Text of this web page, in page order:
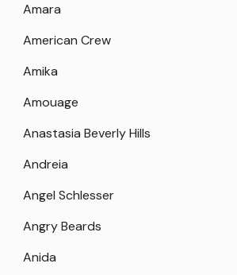
Amara
American Crew
Amika
Amouage
Anastasia Beverly Hills
Andreia
Angel Schlesser
Angry Beards
Anida